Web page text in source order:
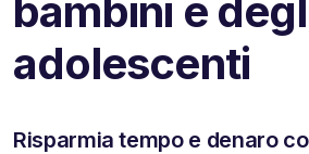
bambini e
adolescenti
Risparmia tempo e denaro